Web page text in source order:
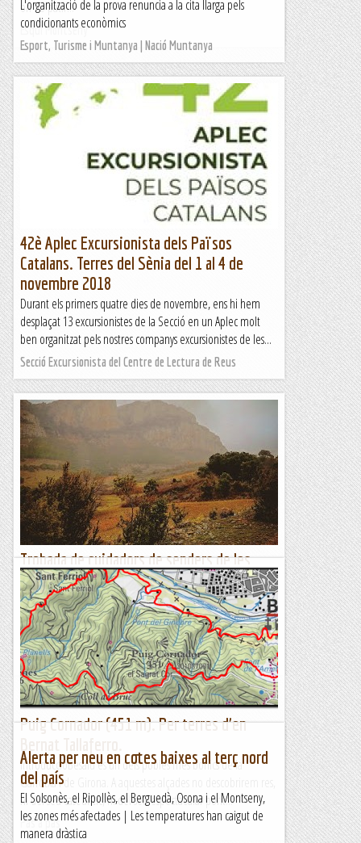
on no patir...
Esqui Montseny
L'organització de la prova renuncia a la cita llarga pels
condicionants econòmics
Esport, Turisme i Muntanya | Nació Muntanya
42è Aplec Excursionista dels Països
Catalans. Terres del Sènia del 1 al 4 de
novembre 2018
Durant els primers quatre dies de novembre, ens hi hem
desplaçat 13 excursionistes de la Secció en un Aplec molt
ben organitzat pels nostres companys excursionistes de les...
Secció Excursionista del Centre de Lectura de Reus
Trobada de cuidadors de senders de les
terres de ponent
El dissabte 14 d'abril vam decidir trobar-nos els cuidadors/es
de senders de les Terres de Ponent encara que només van
venir del Centre. També va venir en Josep Casanova i la...
Excursions del Joan Ramon
Puig Cornador (451 m). Per terres d'en
IntroduccióBesalú és un dels pobles més bonics de la
Garrotxa i de Girona. A aquestes alçades no descobrirem res,
ni del seu casc antic, ni del seu espectacular pont...
Pas a pas
Alerta per neu en cotes baixes al terç nord
del país
El Solsonès, el Ripollès, el Berguedà, Osona i el Montseny,
les zones més afectades | Les temperatures han caigut de
manera dràstica